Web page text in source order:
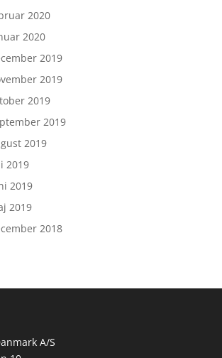
2020
2020
2019
2019
2019
2019
2019
2019
2019
2019
2018
A/S